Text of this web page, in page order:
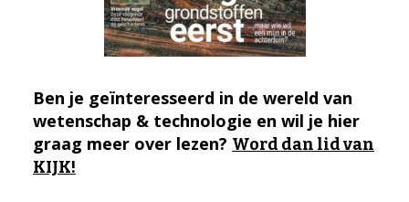
Ben je geïnteresseerd in de wereld van
wetenschap & technologie en wil je hier
graag meer over lezen? Word dan lid van
KIJK!